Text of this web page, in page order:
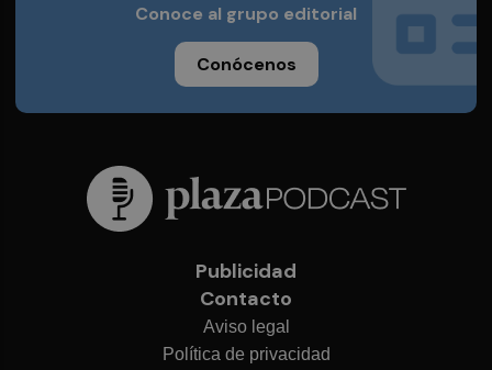
Conoce al grupo editorial
Conócenos
Publicidad
Contacto
Aviso legal
Política de privacidad